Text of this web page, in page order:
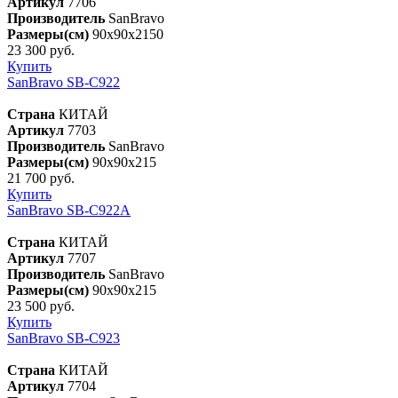
Производитель SanBravo
Размеры(см) 90x90x2150
23 300 руб.
Купить
SanBravo SB-С922
Страна КИТАЙ
Артикул 7703
Производитель SanBravo
Размеры(см) 90x90x215
21 700 руб.
Купить
SanBravo SB-С922А
Страна КИТАЙ
Артикул 7707
Производитель SanBravo
Размеры(см) 90x90x215
23 500 руб.
Купить
SanBravo SB-С923
Страна КИТАЙ
Артикул 7704